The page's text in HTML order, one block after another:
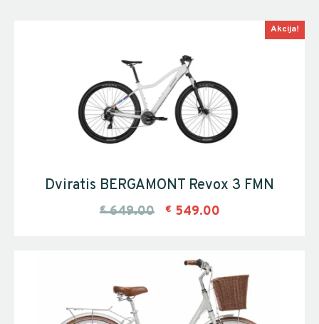
Akcija!
Dviratis BERGAMONT Revox 3 FMN
€ 649.00 € 549.00